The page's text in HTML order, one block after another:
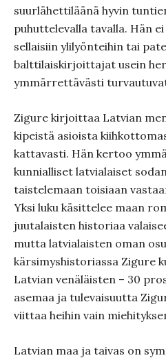
suurlähettiläänä hyvin
puhuttelevalla tavalla. Hän
sellaisiin ylilyönteihin tai
balttilaiskirjoittajat usein
ymmärrettävästi
Zigure kirjoittaa Latvian
kipeistä asioista
kattavasti. Hän kertoo
kunnialliset latvialaiset
taistelemaan toisiaan
Yksi luku käsittelee maan
juutalaisten historiaa
mutta latvialaisten oman
kärsimyshistoriassa Zigure
Latvian venäläisten – 30
asemaa ja tulevaisuutta
viittaa heihin vain
Latvian maa ja taivas on